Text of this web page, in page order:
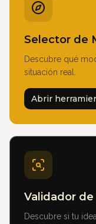
Selector de
Descubre qué
situación real.
Abrir
Validador
Descubre si tu